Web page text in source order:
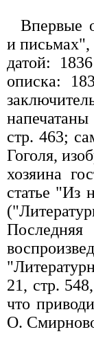
Впервые
и письмах",
датой:
описка:
стр. 463;
Гоголя,
хозяина
статье "Из
21, стр.
что
О.